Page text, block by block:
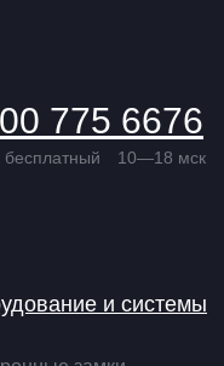
и системы
775 6676
бесплатный 10—18 мск